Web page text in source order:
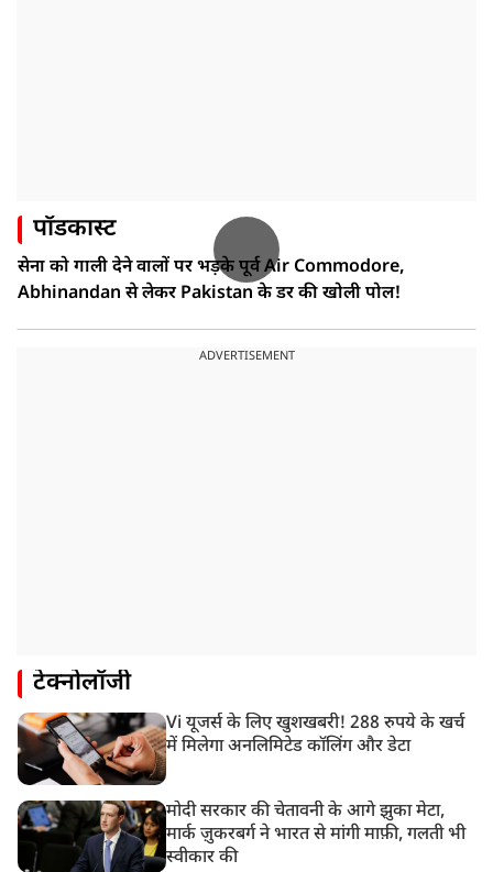
पॉडकास्ट
सेना को गाली देने वालों पर भड़के पूर्व Air Commodore,
Abhinandan से लेकर Pakistan के डर की खोली पोल!
ADVERTISEMENT
टेक्नोलॉजी
Vi यूजर्स के लिए खुशखबरी! 288 रुपये के खर्च
में मिलेगा अनलिमिटेड कॉलिंग और डेटा
मोदी सरकार की चेतावनी के आगे झुका मेटा,
मार्क ज़ुकरबर्ग ने भारत से मांगी माफ़ी, गलती भी
स्वीकार की